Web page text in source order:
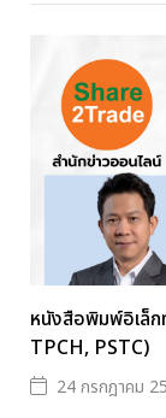
หนังสือพิมพ์อิเล็
TPCH, PSTC)
24 กรกฎาคม